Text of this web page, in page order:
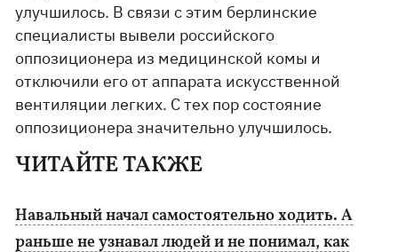
улучшилось. В связи с этим берлинские
специалисты вывели российского
оппозиционера из медицинской комы и
отключили его от аппарата искусственной
вентиляции легких. С тех пор состояние
оппозиционера значительно улучшилось.
ЧИТАЙТЕ ТАКЖЕ
Навальный начал самостоятельно ходить. А
раньше не узнавал людей и не понимал, как